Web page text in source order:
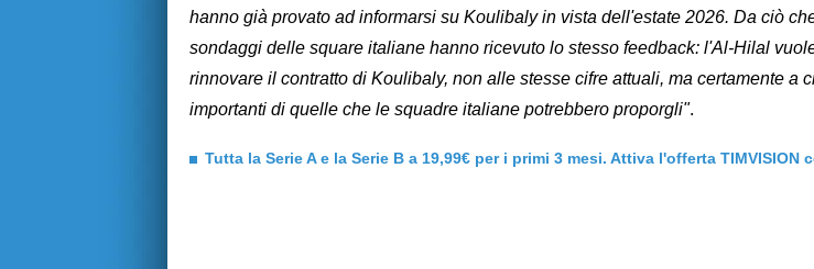
hanno già provato ad informarsi su Koulibaly in vista dell'estate 2026. Da ciò
sondaggi delle square italiane hanno ricevuto lo stesso feedback: l'Al-Hilal
rinnovare il contratto di Koulibaly, non alle stesse cifre attuali, ma certamente a
importanti di quelle che le squadre italiane potrebbero proporgli".
Tutta la Serie A e la Serie B a 19,99€ per i primi 3 mesi. Attiva l'offerta TIMVISION